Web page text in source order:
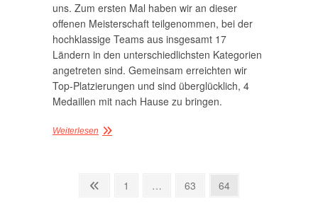
uns. Zum ersten Mal haben wir an dieser
offenen Meisterschaft teilgenommen, bei der
hochklassige Teams aus insgesamt 17
Ländern in den unterschiedlichsten Kategorien
angetreten sind. Gemeinsam erreichten wir
Top-Platzierungen und sind überglücklich, 4
Medaillen mit nach Hause zu bringen.
Weiterlesen
Seitennummerierung
Vorherige
Seite
1 … Seite
63 Seite
64